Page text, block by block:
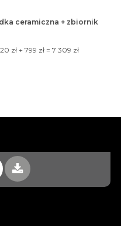
ceramiczna + zbiornik
zł + 799 zł = 7 309 zł